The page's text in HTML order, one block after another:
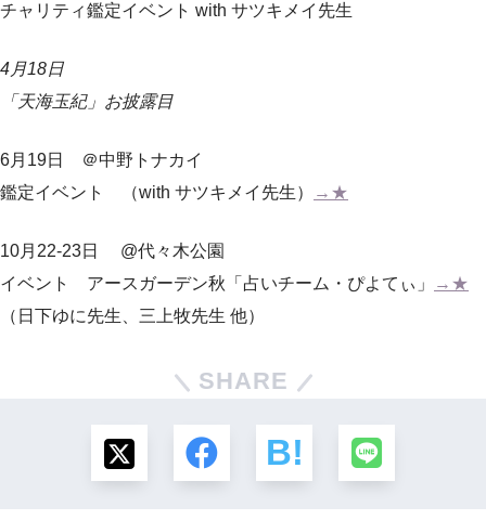
チャリティ鑑定イベント with サツキメイ先生
4月18日
「天海玉紀」お披露目
6月19日 ＠中野トナカイ
鑑定イベント
（with サツキメイ先生） →★
10月22-23日 @代々木公園
イベント アースガーデン秋「占いチーム・ぴよてぃ」
→★
（日下ゆに先生、三上牧先生 他）
SHARE